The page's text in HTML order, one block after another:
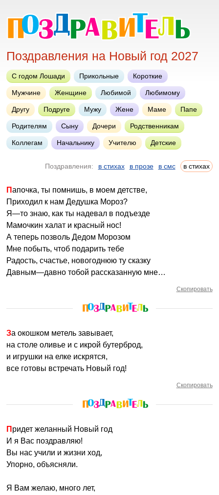
Поздравления на Новый год 2027
С годом Лошади Прикольные Короткие
Мужчине Женщине Любимой Любимому
Другу Подруге Мужу Жене Маме Папе
Родителям Сыну Дочери Родственникам
Коллегам Начальнику Учителю Детские
Поздравления: в стихах в прозе в смс в стихах
Папочка, ты помнишь, в моем детстве,
Приходил к нам Дедушка Мороз?
Я—то знаю, как ты надевал в подъезде
Мамочкин халат и красный нос!
А теперь позволь Дедом Морозом
Мне побыть, чтоб подарить тебе
Радость, счастье, новогоднюю ту сказку
Давным—давно тобой рассказанную мне…
Скопировать
За окошком метель завывает,
на столе оливье и с икрой бутерброд,
и игрушки на елке искрятся,
все готовы встречать Новый год!
Скопировать
Придет желанный Новый год
И я Вас поздравляю!
Вы нас учили и жизни ход,
Упорно, объясняли.
Я Вам желаю, много лет,